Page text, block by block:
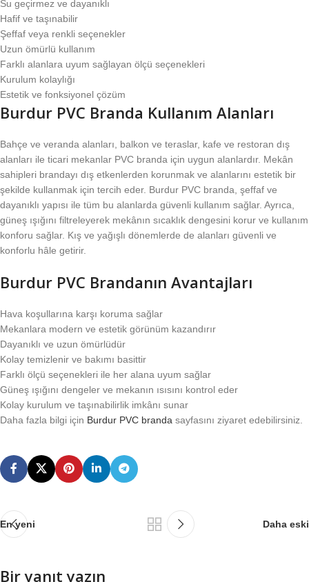
Su geçirmez ve dayanıklı
Hafif ve taşınabilir
Şeffaf veya renkli seçenekler
Uzun ömürlü kullanım
Farklı alanlara uyum sağlayan ölçü seçenekleri
Kurulum kolaylığı
Estetik ve fonksiyonel çözüm
Burdur PVC Branda Kullanım Alanları
Bahçe ve veranda alanları, balkon ve teraslar, kafe ve restoran dış
alanları ile ticari mekanlar PVC branda için uygun alanlardır. Mekân
sahipleri brandayı dış etkenlerden korunmak ve alanlarını estetik bir
şekilde kullanmak için tercih eder. Burdur PVC branda, şeffaf ve
dayanıklı yapısı ile tüm bu alanlarda güvenli kullanım sağlar. Ayrıca,
güneş ışığını filtreleyerek mekânın sıcaklık dengesini korur ve kullanım
konforu sağlar. Kış ve yağışlı dönemlerde de alanları güvenli ve
konforlu hâle getirir.
Burdur PVC Brandanın Avantajları
Hava koşullarına karşı koruma sağlar
Mekanlara modern ve estetik görünüm kazandırır
Dayanıklı ve uzun ömürlüdür
Kolay temizlenir ve bakımı basittir
Farklı ölçü seçenekleri ile her alana uyum sağlar
Güneş ışığını dengeler ve mekanın ısısını kontrol eder
Kolay kurulum ve taşınabilirlik imkânı sunar
Daha fazla bilgi için Burdur PVC branda sayfasını ziyaret edebilirsiniz.
En yeni Daha eski
Bir yanıt yazın